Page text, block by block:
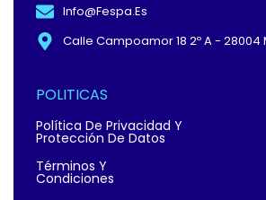
Info@fespa.es
Calle Campoamor 18 2º A - 28004
POLITICAS
Política De Privacidad Y
Protección De Datos
Términos Y
Condiciones